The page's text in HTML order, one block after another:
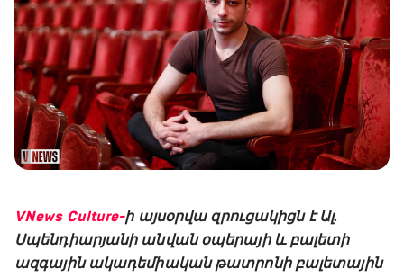
VNews Culture-ի այսօրվա զրուցակիցն է Ալ․
Սպենդիարյանի անվան օպերայի և բալետի
ազգային ակադեմիական թատրոնի բալետային